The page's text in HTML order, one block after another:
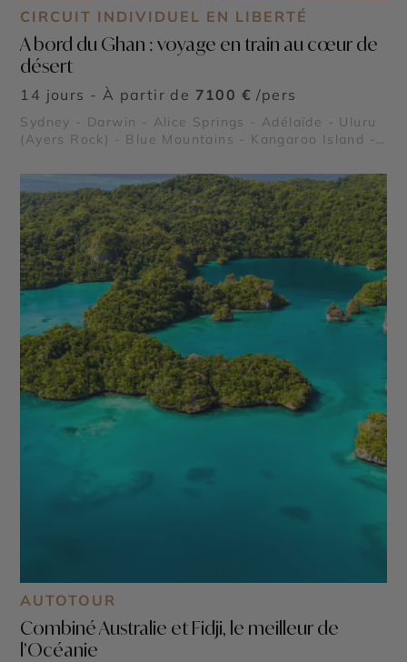
CIRCUIT INDIVIDUEL EN LIBERTÉ
A bord du Ghan : voyage en train au cœur de
désert
14 jours - À partir de 7100 € /pers
Sydney - Darwin - Alice Springs - Adélaïde - Uluru
(Ayers Rock) - Blue Mountains - Kangaroo Island -
Ranges
AUTOTOUR
Combiné Australie et Fidji, le meilleur de
l’Océanie